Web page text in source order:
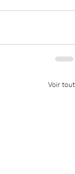
Voir tout